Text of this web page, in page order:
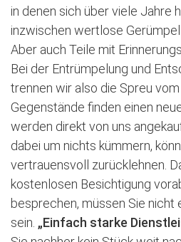
in denen sich über viele Jahre
inzwischen wertlose
Aber auch Teile mit
Bei der Entrümpelung und
trennen wir also die Spreu
Gegenstände finden einen
werden direkt von uns
dabei um nichts kümmern,
vertrauensvoll zurücklehnen.
kostenlosen Besichtigung
besprechen, müssen Sie nicht
sein. „Einfach starke